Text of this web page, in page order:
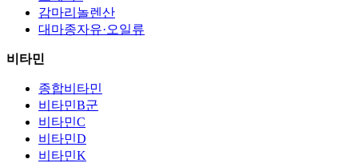
감마리놀렌산
대마종자유·오일류
비타민
종합비타민
비타민B군
비타민C
비타민D
비타민K